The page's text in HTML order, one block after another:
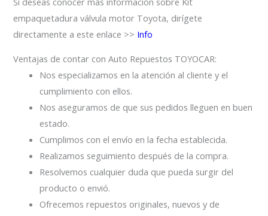
empaquetadura válvula motor Toyota, dirígete
directamente a este enlace >> Info
Ventajas de contar con Auto Repuestos TOYOCAR:
Nos especializamos en la atención al cliente y el
cumplimiento con ellos.
Nos aseguramos de que sus pedidos lleguen en buen
estado.
Cumplimos con el envío en la fecha establecida.
Realizamos seguimiento después de la compra.
Resolvemos cualquier duda que pueda surgir del
producto o envió.
Ofrecemos repuestos originales, nuevos y de